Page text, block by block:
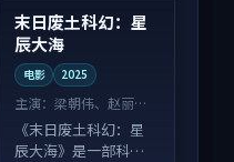
末日废土科幻：星
辰大海
电影 2025
主演：梁朝伟、赵丽颖
等
《末日废土科幻：星
辰大海》是一部科幻